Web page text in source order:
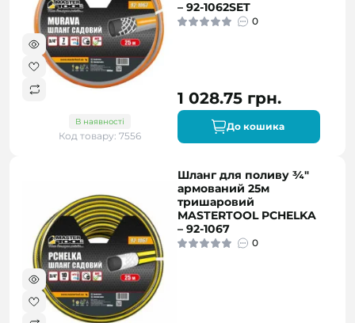
В наявності
Код товару: 7556
– 92-1062SET
0
1 028.75 грн.
До кошика
Шланг для поливу ¾"
армований 25м
тришаровий
MASTERTOOL PCHELKA
– 92-1067
0